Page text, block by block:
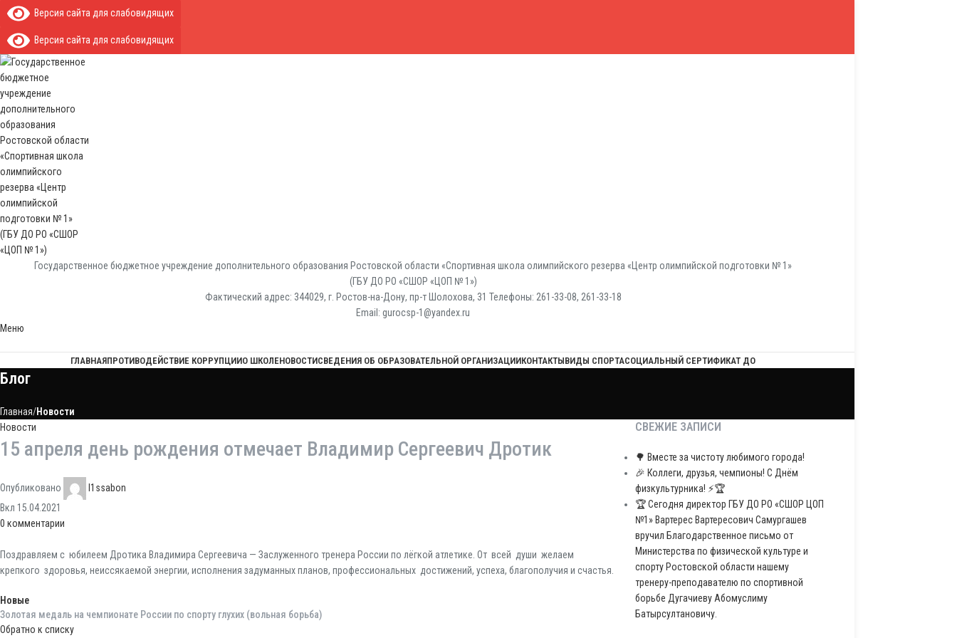
Версия сайта для слабовидящих
Версия сайта для слабовидящих
Государственное бюджетное учреждение дополнительного образования Ростовской области «Спортивная школа олимпийского резерва «Центр олимпийской подготовки № 1»
(ГБУ ДО РО «СШОР «ЦОП № 1»)
Фактический адрес: 344029, г. Ростов-на-Дону, пр-т Шолохова, 31 Телефоны: 261-33-08, 261-33-18
Email: gurocsp-1@yandex.ru
Меню
ГЛАВНАЯПРОТИВОДЕЙСТВИЕ КОРРУПЦИИО ШКОЛЕНОВОСТИСВЕДЕНИЯ ОБ ОБРАЗОВАТЕЛЬНОЙ ОРГАНИЗАЦИИКОНТАКТЫВИДЫ СПОРТАСОЦИАЛЬНЫЙ СЕРТИФИКАТ ДО
Блог
Главная Новости
Новости
15 апреля день рождения отмечает Владимир Сергеевич Дротик
Опубликовано
l1ssabon
Вкл 15.04.2021
0 комментарии
Поздравляем с юбилеем Дротика Владимира Сергеевича — Заслуженного тренера России по лёгкой атлетике. От всей души желаем
крепкого здоровья, неиссякаемой энергии, исполнения задуманных планов, профессиональных достижений, успеха, благополучия и счастья.
Новые
Золотая медаль на чемпионате России по спорту глухих (вольная борьба)
Обратно к списку
СВЕЖИЕ ЗАПИСИ
🌳 Вместе за чистоту любимого города!
🎉 Коллеги, друзья, чемпионы! С Днём
физкультурника! ⚡️🏆
🏆 Сегодня директор ГБУ ДО РО «СШОР ЦОП
№1» Вартерес Вартересович Самургашев
вручил Благодарственное письмо от
Министерства по физической культуре и
спорту Ростовской области нашему
тренеру-преподавателю по спортивной
борьбе Дугачиеву Абомуслиму
Батырсултановичу.